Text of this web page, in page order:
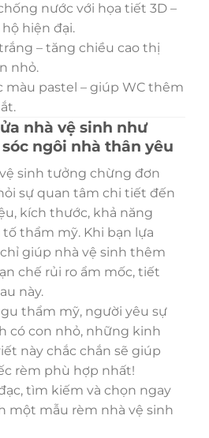
nước với họa tiết 3D –
hiện đại.
– tăng chiều cao thị
nhỏ.
màu pastel – giúp WC thêm
nhà vệ sinh như
ngôi nhà thân yêu
sinh tưởng chừng đơn
sự quan tâm chi tiết đến
kích thước, khả năng
thẩm mỹ. Khi bạn lựa
giúp nhà vệ sinh thêm
chế rủi ro ẩm mốc, tiết
này.
thẩm mỹ, người yêu sự
có con nhỏ, những kinh
này chắc chắn sẽ giúp
rèm phù hợp nhất!
tìm kiếm và chọn ngay
một mẫu rèm nhà vệ sinh